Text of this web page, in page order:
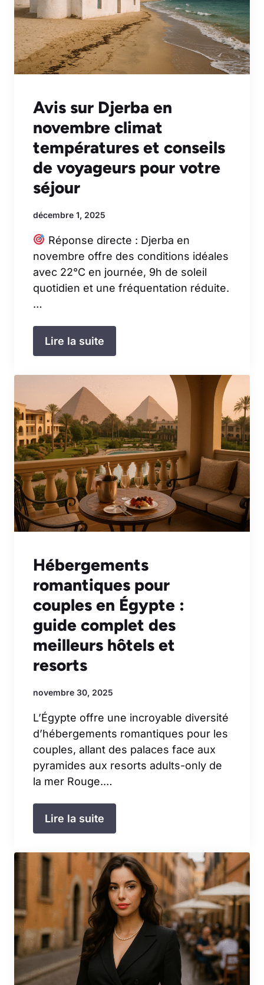
Avis sur Djerba en
novembre climat
températures et conseils
de voyageurs pour votre
séjour
décembre 1, 2025
Réponse directe : Djerba en
novembre offre des conditions idéales
avec 22°C en journée, 9h de soleil
quotidien et une fréquentation réduite.
…
Lire la suite
Hébergements
romantiques pour
couples en Égypte :
guide complet des
meilleurs hôtels et
resorts
novembre 30, 2025
L’Égypte offre une incroyable diversité
d’hébergements romantiques pour les
couples, allant des palaces face aux
pyramides aux resorts adults-only de
la mer Rouge.…
Lire la suite